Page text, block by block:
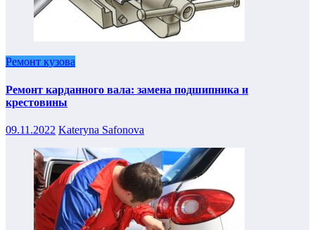
Ремонт кузова
Ремонт карданного вала: замена подшипника и
крестовины
09.11.2022 Kateryna Safonova